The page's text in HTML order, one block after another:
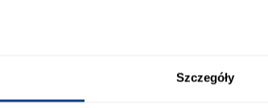
Szczegóły